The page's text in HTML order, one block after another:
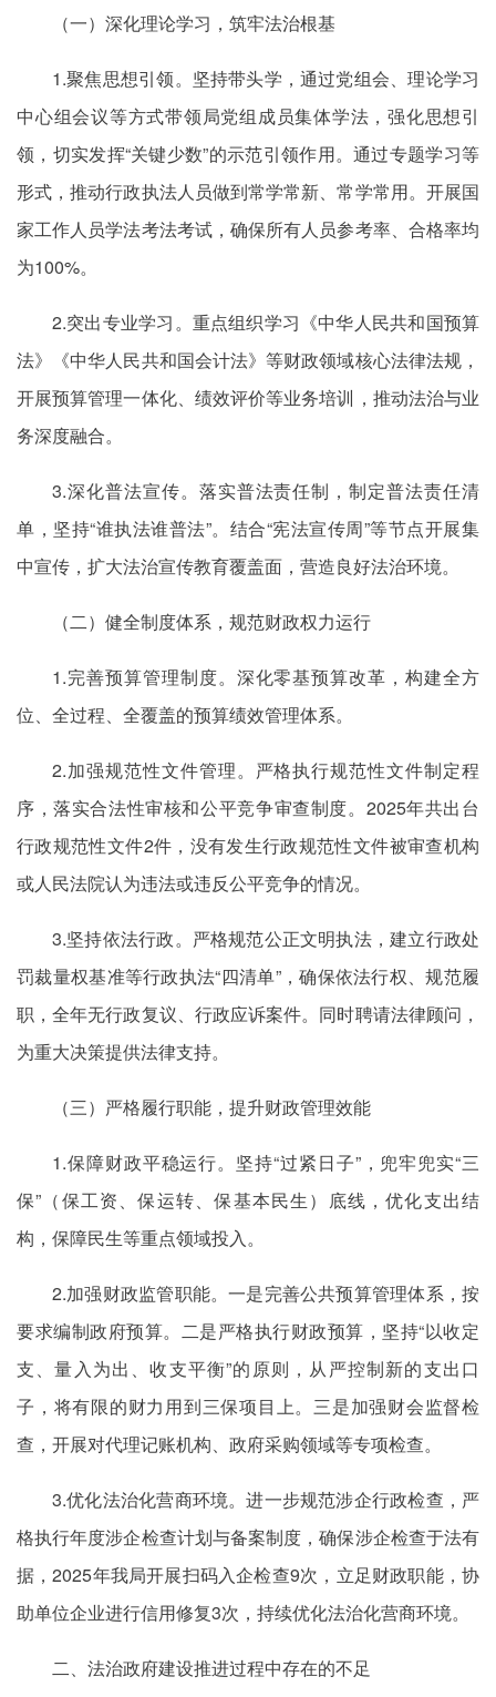
（一）深化理论学习，筑牢法治根基
1.聚焦思想引领。坚持带头学，通过党组会、理论学习
中心组会议等方式带领局党组成员集体学法，强化思想引
领，切实发挥“关键少数”的示范引领作用。通过专题学习等
形式，推动行政执法人员做到常学常新、常学常用。开展国
家工作人员学法考法考试，确保所有人员参考率、合格率均
为100%。
2.突出专业学习。重点组织学习《中华人民共和国预算
法》《中华人民共和国会计法》等财政领域核心法律法规，
开展预算管理一体化、绩效评价等业务培训，推动法治与业
务深度融合。
3.深化普法宣传。落实普法责任制，制定普法责任清
单，坚持“谁执法谁普法”。结合“宪法宣传周”等节点开展集
中宣传，扩大法治宣传教育覆盖面，营造良好法治环境。
（二）健全制度体系，规范财政权力运行
1.完善预算管理制度。深化零基预算改革，构建全方
位、全过程、全覆盖的预算绩效管理体系。
2.加强规范性文件管理。严格执行规范性文件制定程
序，落实合法性审核和公平竞争审查制度。2025年共出台
行政规范性文件2件，没有发生行政规范性文件被审查机构
或人民法院认为违法或违反公平竞争的情况。
3.坚持依法行政。严格规范公正文明执法，建立行政处
罚裁量权基准等行政执法“四清单”，确保依法行权、规范履
职，全年无行政复议、行政应诉案件。同时聘请法律顾问，
为重大决策提供法律支持。
（三）严格履行职能，提升财政管理效能
1.保障财政平稳运行。坚持“过紧日子”，兜牢兜实“三
保”（保工资、保运转、保基本民生）底线，优化支出结
构，保障民生等重点领域投入。
2.加强财政监管职能。一是完善公共预算管理体系，按
要求编制政府预算。二是严格执行财政预算，坚持“以收定
支、量入为出、收支平衡”的原则，从严控制新的支出口
子，将有限的财力用到三保项目上。三是加强财会监督检
查，开展对代理记账机构、政府采购领域等专项检查。
3.优化法治化营商环境。进一步规范涉企行政检查，严
格执行年度涉企检查计划与备案制度，确保涉企检查于法有
据，2025年我局开展扫码入企检查9次，立足财政职能，协
助单位企业进行信用修复3次，持续优化法治化营商环境。
二、法治政府建设推进过程中存在的不足